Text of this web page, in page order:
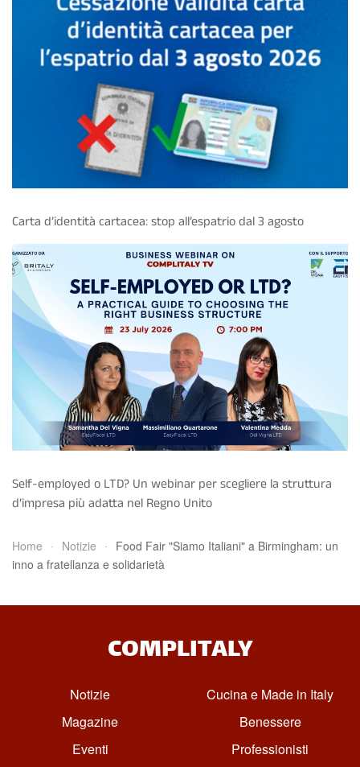
Carta d’identità cartacea: stop all’espatrio dal 3 agosto
Self-employed o LTD? Un webinar per scegliere la struttura
d’impresa più adatta nel Regno Unito
Home Notizie
Food Fair "Siamo Italiani" a Birmingham: un
inno a fratellanza e solidarietà
COMPLITALY
Notizie
Magazine
Eventi
Cucina e Made in Italy
Benessere
Professionisti